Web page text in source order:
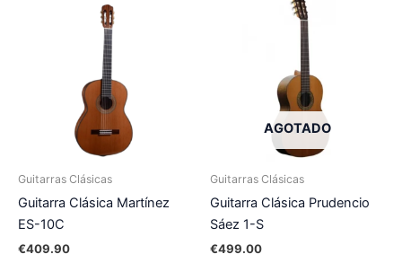
Guitarras Clásicas
Guitarra Clásica Martínez
ES-10C
€409.90
AGOTADO
Guitarras Clásicas
Guitarra Clásica Prudencio
Sáez 1-S
€499.00